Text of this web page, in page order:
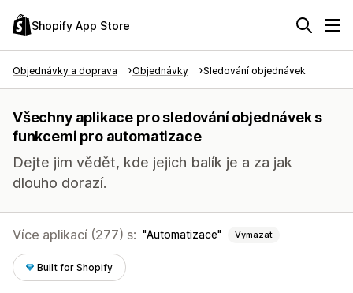
Shopify App Store
Objednávky a doprava Objednávky Sledování objednávek
Všechny aplikace pro sledování objednávek s
funkcemi pro automatizace
Dejte jim vědět, kde jejich balík je a za jak
dlouho dorazí.
Více aplikací (277) s: Automatizace Vymazat
Built for Shopify